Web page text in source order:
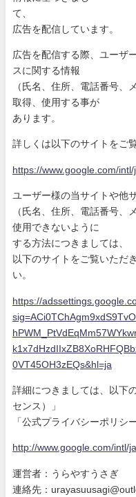
て、
広告を配信しています。
広告を配信する際、ユーザ
ス に関する情報
（氏名、住所、電話番号、
取得、使用する事が
あります。
詳しくは以下のサイトをご
https://www.google.com/intl/
ユーザー様の当サイトや他
（氏名、住所、電話番号、
使 用できないように
する方法につきましては、
以下のサイトをご覧いただ
い。
https://
sig=ACi0TChAgm9xdS9
0VT45OH3zEQs&hl=ja
詳細につきましては、以下
センス）」
「公式プライバシーポリシ
http://www.google.com/intl/
運営者：うらやすうさぎ
連絡先：